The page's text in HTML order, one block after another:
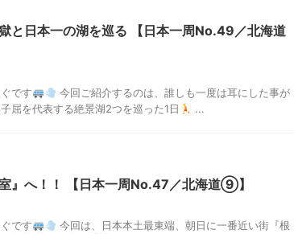
と日本一の湖を巡る 【日本一周No.49／北海道
です
今回ご紹介するのは、誰しも一度は耳にした事が
屈を代表する絶景湖2つを巡った1日
...
』へ！！ 【日本一周No.47／北海道⑨】
です
今回は、日本本土最東端、朝日に一番近い街『根